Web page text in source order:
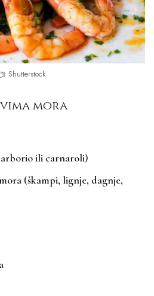
Shutterstock
mora
arborio ili carnaroli)
(škampi, lignje, dagnje,